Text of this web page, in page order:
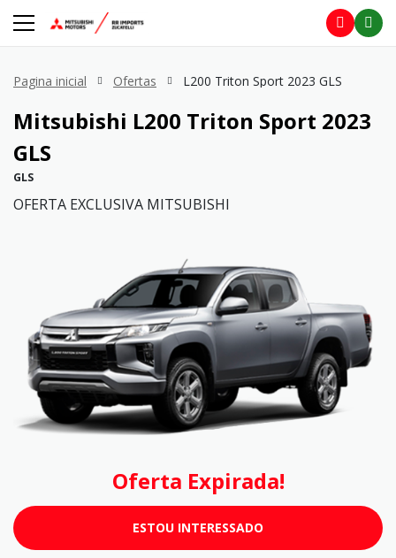
Pagina inicial Ofertas L200 Triton Sport 2023 GLS
Mitsubishi L200 Triton Sport 2023
GLS
GLS
Oferta Expirada!
OFERTA EXCLUSIVA MITSUBISHI
ESTOU INTERESSADO